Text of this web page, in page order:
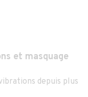
et masquage
depuis plus